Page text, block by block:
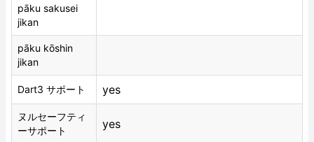
pāku sakusei
jikan
pāku kōshin
jikan
Dart3 サポート yes
ヌルセーフティ
ーサポート
yes